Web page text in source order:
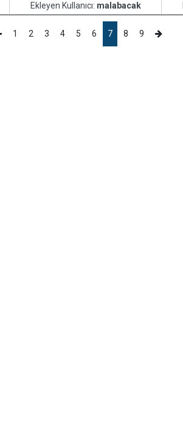
Ekleyen Kullanıcı: malabacak
1 2 3 4 5 6 7 8 9